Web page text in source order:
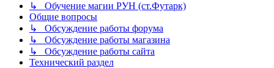
↳ Обучение магии РУН (ст.Футарк)
Общие вопросы
↳ Обсуждение работы форума
↳ Обсуждение работы магазина
↳ Обсуждение работы сайта
Технический раздел